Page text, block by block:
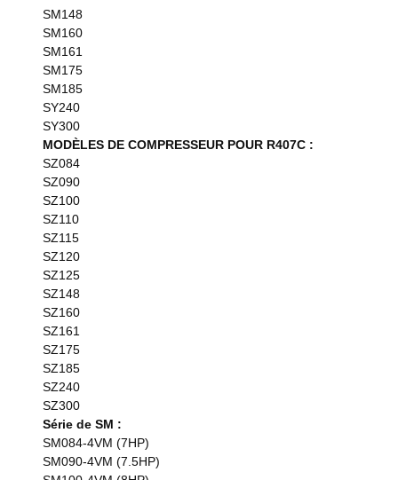
SM148
SM160
SM161
SM175
SM185
SY240
SY300
MODÈLES DE COMPRESSEUR POUR R407C :
SZ084
SZ090
SZ100
SZ110
SZ115
SZ120
SZ125
SZ148
SZ160
SZ161
SZ175
SZ185
SZ240
SZ300
Série de SM :
SM084-4VM (7HP)
SM090-4VM (7.5HP)